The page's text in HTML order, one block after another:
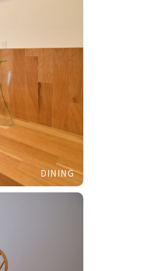
DINING